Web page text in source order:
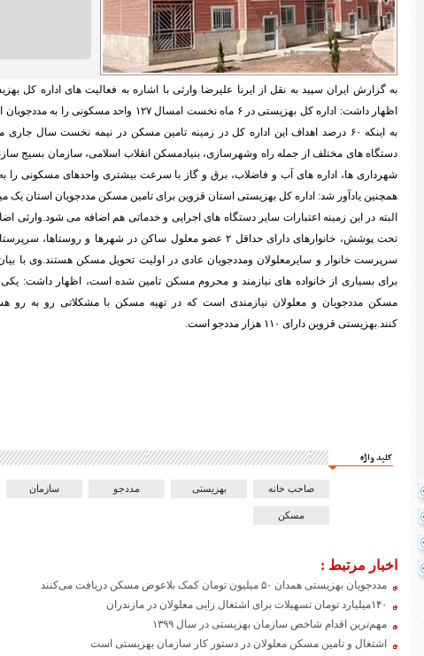
به گزارش ایران سپید به نقل از ایرنا علیرضا وارثی با اشاره به فعالیت های اداره کل
اظهار داشت: اداره کل بهزیستی در ۶ ماه نخست
به اینکه ۶۰ درصد اهداف این اداره کل در زمینه تامین مسکن در نیمه نخست سال
دستگاه های مختلف از جمله راه وشهرسازی، بنیادمسکن انقلاب اسلامی، سازمان بسیج
شهرداری ها، اداره های آب و فاضلاب، برق و گاز با سرعت بیشتری واحدهای مسکونی را
همچنین یادآور شد: اداره کل بهزیستی استان قزوین برای تامین مسکن مددجویان استان یک
البته در این زمینه اعتبارات سایر دستگاه های اجرایی و خدماتی هم اضافه می شود.وارثی
تحت پوشش، خانوارهای دارای حداقل ۲ عضو معلول ساکن در شهرها و
سرپرست خانوار و سایرمعلولان ومددجویان عادی در اولیت تحویل مسکن هستند.وی با
برای بسیاری از خانواده های نیازمند و محروم مسکن تامین شده است، اظهار داشت:
مسکن مددجویان و معلولان نیازمندی است که در تهیه مسکن با مشکلاتی رو به رو
کنند.بهزیستی قزوین دارای ۱۱۰ هزار مددجو است.
کلید واژه
صاحب خانه بهزیستی مددجو سازمان
مسکن
اخبار مرتبط :
مددجویان بهزیستی همدان ۵۰ میلیون تومان کمک بلاعوض مسکن دریافت می‌کنند
۱۴۰میلیارد تومان تسهیلات برای اشتغال زایی معلولان در مازندران
مهم‌ترین اقدام شاخص سازمان بهزیستی در سال ۱۳۹۹
اشتغال و تامین مسکن معلولان در دستور کار سازمان بهزیستی است